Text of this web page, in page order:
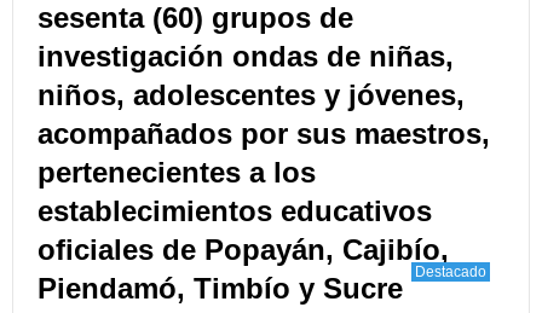
sesenta (60) grupos de
investigación ondas de niñas,
niños, adolescentes y jóvenes,
acompañados por sus maestros,
pertenecientes a los
establecimientos educativos
oficiales de Popayán, Cajibío,
Piendamó, Timbío y Sucre
Destacado